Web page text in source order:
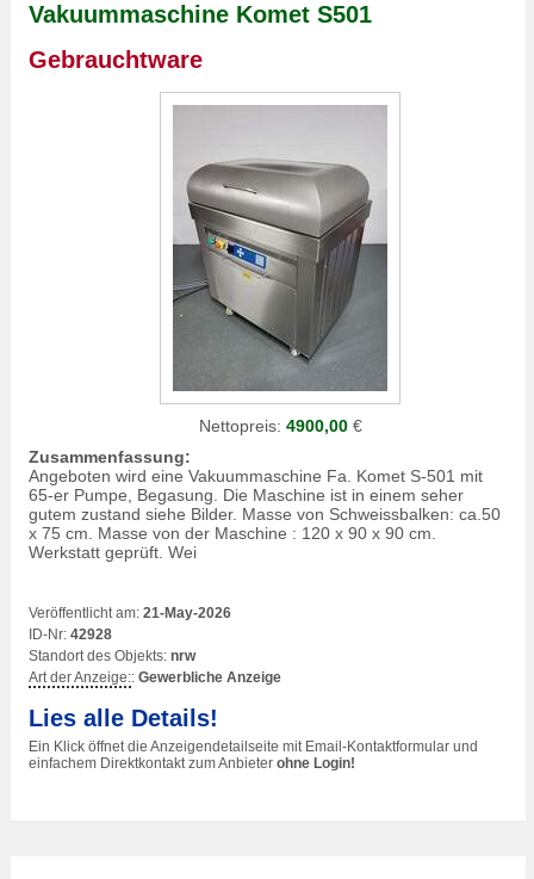
Vakuummaschine Komet S501
Gebrauchtware
Nettopreis: 4900,00€
Zusammenfassung:
Angeboten wird eine Vakuummaschine Fa. Komet S-501 mit
65-er Pumpe, Begasung. Die Maschine ist in einem seher
gutem zustand siehe Bilder. Masse von Schweissbalken: ca.50
x 75 cm. Masse von der Maschine : 120 x 90 x 90 cm.
Werkstatt geprüft. Wei
Veröffentlicht am: 21-May-2026
ID-Nr: 42928
Standort des Objekts: nrw
Art der Anzeige:: Gewerbliche Anzeige
Lies alle Details!
Ein Klick öffnet die Anzeigendetailseite mit Email-Kontaktformular und
einfachem Direktkontakt zum Anbieter ohne Login!